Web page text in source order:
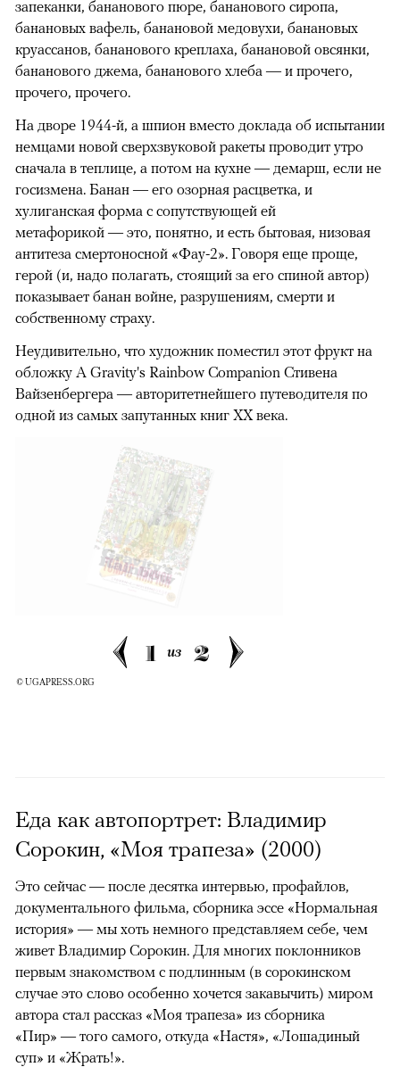
запеканки, бананового пюре, бананового сиропа,
банановых вафель, банановой медовухи, банановых
круассанов, бананового креплаха, банановой овсянки,
бананового джема, бананового хлеба — и прочего,
прочего, прочего.
На дворе 1944-й, а шпион вместо доклада об испытании
немцами новой сверхзвуковой ракеты проводит утро
сначала в теплице, а потом на кухне — демарш, если не
госизмена. Банан — его озорная расцветка, и
хулиганская форма с сопутствующей ей
метафорикой — это, понятно, и есть бытовая, низовая
антитеза смертоносной «Фау-2». Говоря еще проще,
герой (и, надо полагать, стоящий за его спиной автор)
показывает банан войне, разрушениям, смерти и
собственному страху.
Неудивительно, что художник поместил этот фрукт на
обложку A Gravity's Rainbow Companion Стивена
Вайзенбергера — авторитетнейшего путеводителя по
одной из самых запутанных книг XX века.
1 из 2
© UGAPRESS.ORG
Еда как автопортрет: Владимир
Сорокин, «Моя трапеза» (2000)
Это сейчас — после десятка интервью, профайлов,
документального фильма, сборника эссе «Нормальная
история» — мы хоть немного представляем себе, чем
живет Владимир Сорокин. Для многих поклонников
первым знакомством с подлинным (в сорокинском
случае это слово особенно хочется закавычить) миром
автора стал рассказ «Моя трапеза» из сборника
«Пир» — того самого, откуда «Настя», «Лошадиный
суп» и «Жрать!».